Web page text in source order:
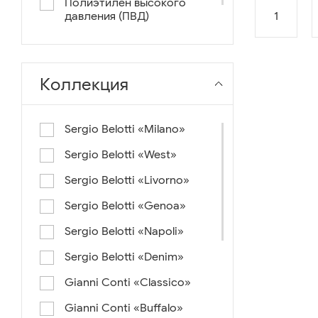
Полиэтилен высокого
давления (ПВД)
нейлон+ткань
Коллекция
Sergio Belotti «Milano»
Sergio Belotti «West»
Sergio Belotti «Livorno»
Sergio Belotti «Genoa»
Sergio Belotti «Napoli»
Sergio Belotti «Denim»
Gianni Conti «Classico»
Gianni Conti «Buffalo»
1